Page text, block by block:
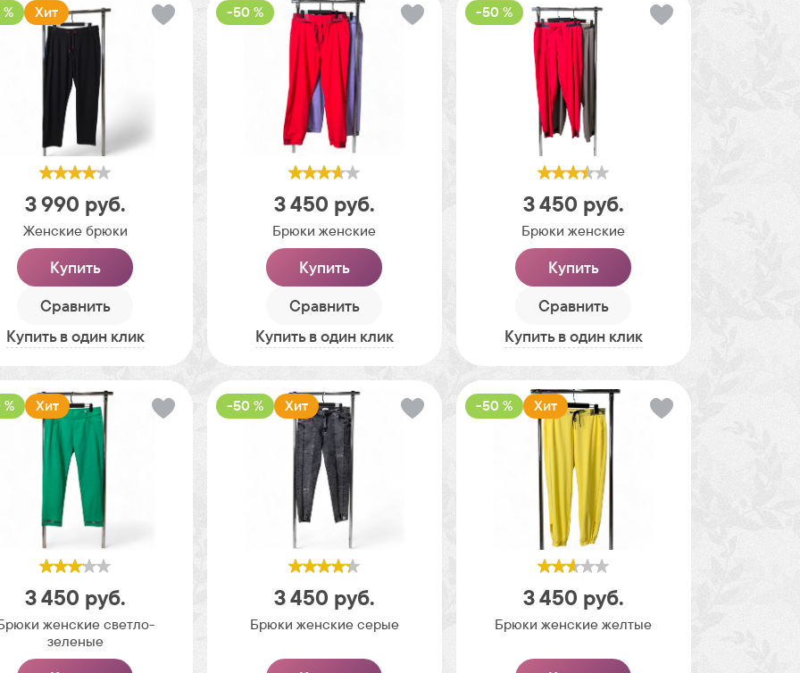
Хит
3 990 руб.
Женские брюки
Купить
Сравнить
Купить в один клик
-50 %
3 450 руб.
Брюки женские
Купить
Сравнить
Купить в один клик
-50 %
3 450 руб.
Брюки женские
Купить
Сравнить
Купить в один клик
Хит
3 450 руб.
женские светло-
зеленые
-50 % Хит
3 450 руб.
Брюки женские серые
-50 % Хит
3 450 руб.
Брюки женские желтые